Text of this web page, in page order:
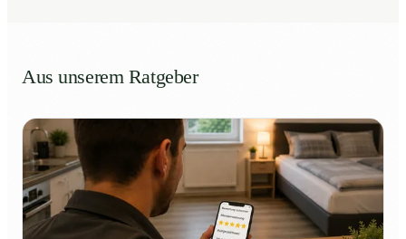
Aus unserem Ratgeber